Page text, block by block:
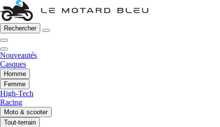
Rechercher
Nouveautés
Casques
Homme
Femme
High-Tech
Racing
Moto & scooter
Tout-terrain